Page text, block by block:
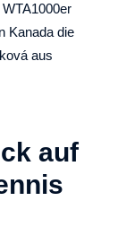
Kanada die
aus
auf